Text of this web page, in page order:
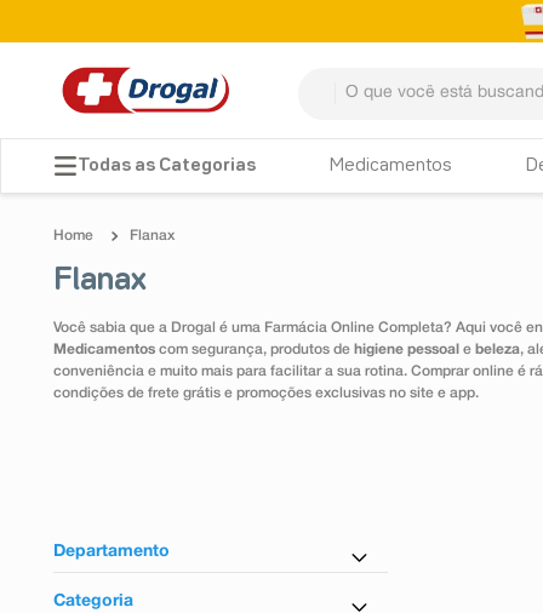
Medicamentos
Flanax
Flanax
Você sabia que a Drogal é uma Farmácia Online Completa? Aqui você
Medicamentos com segurança, produtos de higiene pessoal e beleza,
conveniência e muito mais para facilitar a sua rotina. Comprar online é
condições de frete grátis e promoções exclusivas no site e app.
Departamento
Farmácia em Casa
Categoria
TERMOS MAIS BUSCADOS
4º tadalafila
5º minoxidil